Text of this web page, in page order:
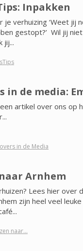
Inpakken
je verhuizing ‘Weet jij
gestopt?’ Wil jij
jij...
in de media:
artikel over ons op
in de Media
Arnhem
Lees hier over
zijn heel veel
naar...